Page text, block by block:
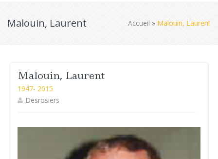
Malouin, Laurent Accueil » Malouin, Laurent
Malouin, Laurent
1947- 2015
Desrosiers